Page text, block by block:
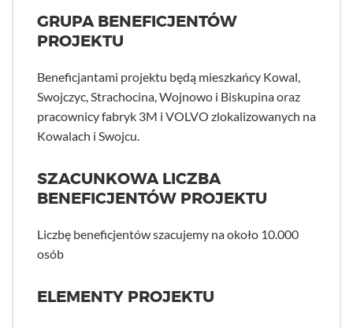
GRUPA BENEFICJENTÓW
PROJEKTU
Beneficjantami projektu będą mieszkańcy Kowal,
Swojczyc, Strachocina, Wojnowo i Biskupina oraz
pracownicy fabryk 3M i VOLVO zlokalizowanych na
Kowalach i Swojcu.
SZACUNKOWA LICZBA
BENEFICJENTÓW PROJEKTU
Liczbę beneficjentów szacujemy na około 10.000
osób
ELEMENTY PROJEKTU